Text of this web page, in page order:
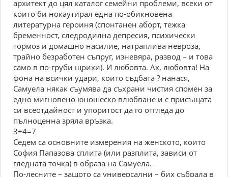
архитект до цял каталог семейни проблеми, всеки от
които би нокаутирал една по-обикновена
литературна героиня (спонтанен аборт, тежка
бременност, следродилна депресия, психически
тормоз и домашно насилие, натраплива невроза,
трайно безработен съпруг, изневяра, развод – и това
само в по-груби щрихи). И любовта. Ах, любовта! На
фона на всички удари, които съдбата ? нанася,
Самуела някак съумява да съхрани чистия спомен за
едно мигновено юношеско влюбване и с присъщата
си всеотдайност и упоритост да го отгледа до
пълноценна зряла връзка.
3+4=7
Седем са основните измерения на женското, които
София Папазова сплита (или разплита, зависи от
гледната точка) в образа на Самуeла.
По-лесните – защото са универсални – бих събрала в